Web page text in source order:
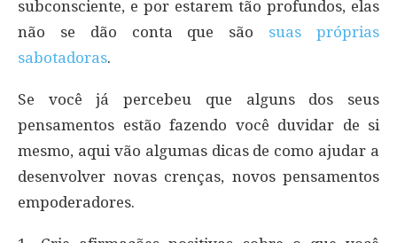
subconsciente, e por estarem tão profundos, elas
não se dão conta que são suas próprias
sabotadoras.
Se você já percebeu que alguns dos seus
pensamentos estão fazendo você duvidar de si
mesmo, aqui vão algumas dicas de como ajudar a
desenvolver novas crenças, novos pensamentos
empoderadores.